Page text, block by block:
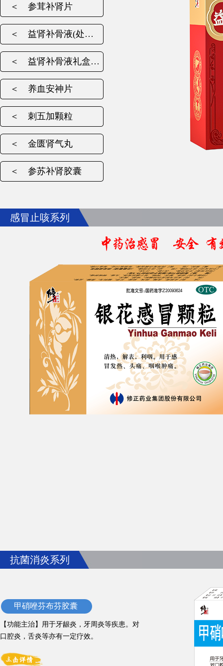
＜ 参茸补肾片
＜ 益肾补骨液(处…
＜ 益肾补骨液礼盒…
＜ 养血安神片
＜ 刺五加颗粒
＜ 金匮肾气丸
＜ 参苏补肾胶囊
感冒止咳系列
抗菌消炎系列
甲硝唑芬布芬胶囊
【功能主治】用于牙龈炎，牙周炎等疾患。对
口腔炎，舌炎等亦有一定疗效。